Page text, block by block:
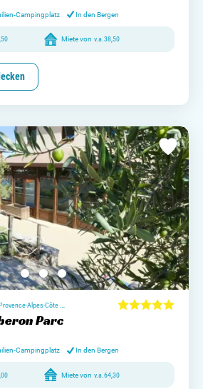
Campingplatz In den Bergen
Miete von v.a.38,50
Alpes-Côte d'Azur
Parc
Campingplatz In den Bergen
Miete von v.a. 64,30